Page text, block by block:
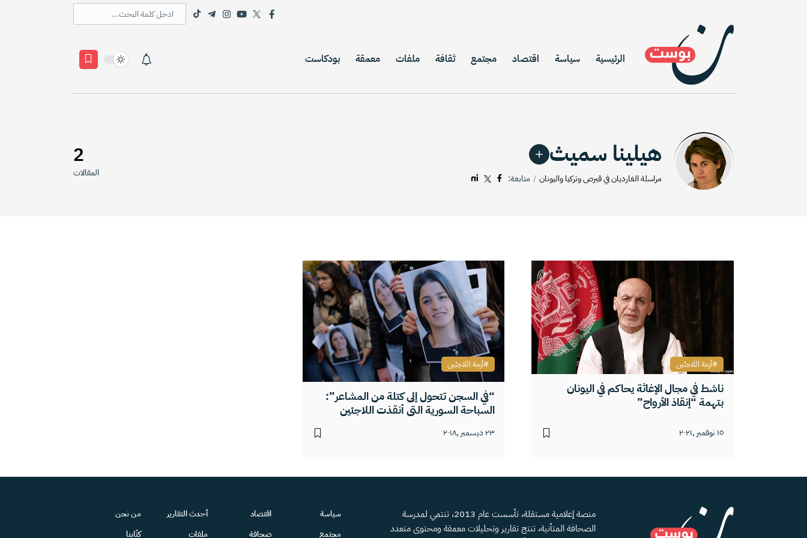
الرئيسية سياسة اقتصاد مجتمع ثقافة ملفات معمقة بودكاست
هيلينا سميث
مراسلة الغارديان في قبرص وتركيا واليونان متابعة:
2
المقالات
ناشط في مجال الإغاثة يحاكم في اليونان
بتهمة “إنقاذ الأرواح”
١٥ نوفمبر ,٢٠٢١
أزمة اللاجئين
“في السجن تتحول إلى كتلة من المشاعر”:
السباحة السورية التي أنقذت اللاجئين
٢٣ ديسمبر ,٢٠١٨
أزمة اللاجئين
منصة إعلامية مستقلة، تأسست عام 2013، تنتمي لمدرسة
الصحافة المتأنية، تنتج تقارير وتحليلات معمقة ومحتوى متعدد
سياسة
مجتمع
اقتصاد
صحافة
أحدث التقارير
ملفات
من نحن
كتّابنا